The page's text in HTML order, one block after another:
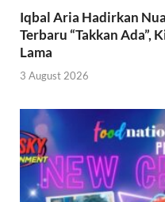
Iqbal Aria Hadirkan
Terbaru “Takkan Ada”,
Lama
3 August 2026